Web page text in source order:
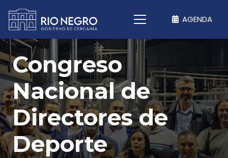
AGENDA
Congreso
Nacional de
Directores de
Deporte